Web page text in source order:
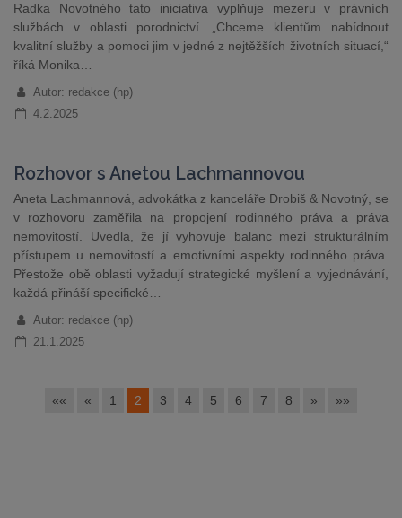
Radka Novotného tato iniciativa vyplňuje mezeru v právních
službách v oblasti porodnictví. „Chceme klientům nabídnout
kvalitní služby a pomoci jim v jedné z nejtěžších životních situací,“
říká Monika…
Autor: redakce (hp)
4.2.2025
Rozhovor s Anetou Lachmannovou
Aneta Lachmannová, advokátka z kanceláře Drobiš & Novotný, se
v rozhovoru zaměřila na propojení rodinného práva a práva
nemovitostí. Uvedla, že jí vyhovuje balanc mezi strukturálním
přístupem u nemovitostí a emotivními aspekty rodinného práva.
Přestože obě oblasti vyžadují strategické myšlení a vyjednávání,
každá přináší specifické…
Autor: redakce (hp)
21.1.2025
«« « 1 2 3 4 5 6 7 8 » »»